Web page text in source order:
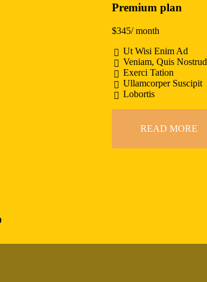
Premium plan
$345/ month
Ut Wisi Enim Ad
Veniam, Quis Nostrud
Exerci Tation
Ullamcorper Suscipit
Lobortis
READ MORE